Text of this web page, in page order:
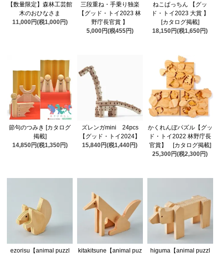
【数量限定】森林工芸館
木のおひなさま
11,000円(税1,000円)
三段重ね・手乗り独楽
【グッド・トイ2023 林
野庁長官賞 】
5,000円(税455円)
ねこぱっちん 【グッ
ド・トイ2023 大賞 】
[カタログ掲載]
18,150円(税1,650円)
節句のつみき [カタログ
掲載]
14,850円(税1,350円)
ズレンガmini 24pcs
【グッド・トイ2024】
15,840円(税1,440円)
かくれんぼパズル【グッ
ド・トイ2022 林野庁長
官賞】 [カタログ掲載]
25,300円(税2,300円)
ezorisu【animal puzzl
kitakitsune【animal puz
higuma【animal puzzl